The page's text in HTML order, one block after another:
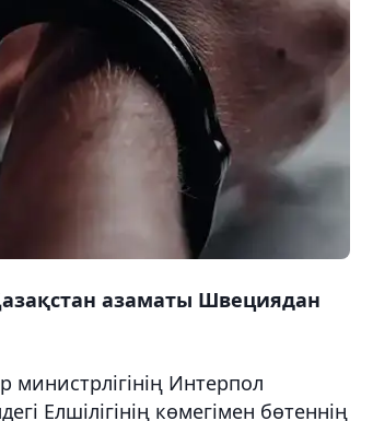
азаматы Швециядан
министрлігінің Интерпол
Елшілігінің көмегімен бөтеннің